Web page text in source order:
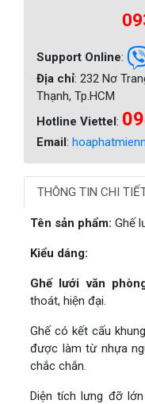
Support Online:
Địa chỉ: 232 Nơ
Thạnh, Tp.HCM
Hotline Viettel:
Email:
THÔNG TIN CHI
Tên sản phẩm: Ghế
Kiểu dáng:
Ghế lưới văn
thoát, hiện đại.
Ghế có kết cấu
được làm từ nhựa
chắc chắn.
Diện tích lưng đỡ